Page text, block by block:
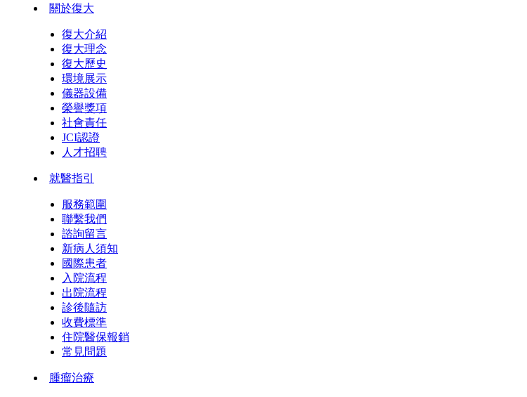
關於復大
復大介紹
復大理念
復大歷史
環境展示
儀器設備
榮譽獎項
社會責任
JCI認證
人才招聘
就醫指引
服務範圍
聯繫我們
諮詢留言
新病人須知
國際患者
入院流程
出院流程
診後隨訪
收費標準
住院醫保報銷
常見問題
腫瘤治療